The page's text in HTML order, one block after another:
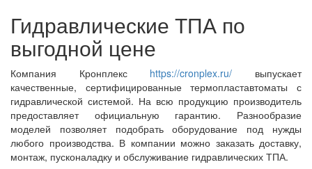
Гидравлические ТПА по
выгодной цене
Компания Кронплекс https://cronplex.ru/ выпускает
качественные, сертифицированные термопластавтоматы с
гидравлической системой. На всю продукцию производитель
предоставляет официальную гарантию. Разнообразие
моделей позволяет подобрать оборудование под нужды
любого производства. В компании можно заказать доставку,
монтаж, пусконаладку и обслуживание гидравлических ТПА.